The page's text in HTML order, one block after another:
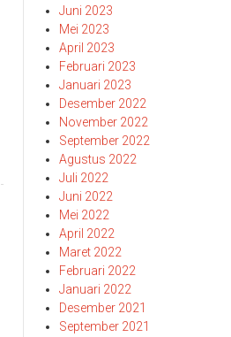
Juni 2023
Mei 2023
April 2023
Februari 2023
Januari 2023
Desember 2022
November 2022
September 2022
Agustus 2022
Juli 2022
Juni 2022
Mei 2022
April 2022
Maret 2022
Februari 2022
Januari 2022
Desember 2021
September 2021